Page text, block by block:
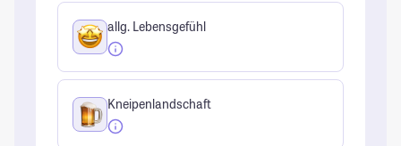
allg. Lebensgefühl
Kneipenlandschaft